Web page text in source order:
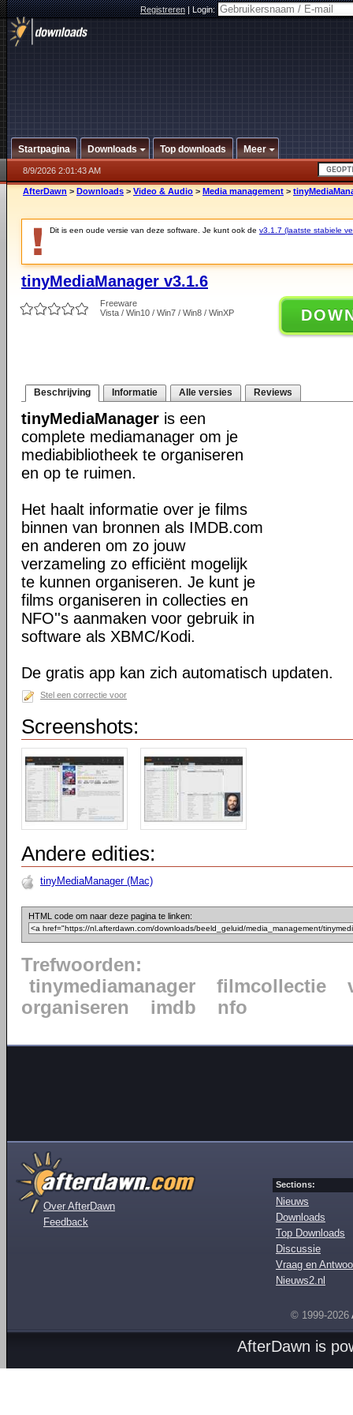
Registreren|Login:
Startpagina Downloads Top downloads Meer
8/9/2026 2:01:43 AM
AfterDawn > Downloads > Video & Audio > Media management >
Dit is een oude versie van deze software. Je kunt ook de v3.1.7 (laatste stabiele
tinyMediaManager v3.1.6
Freeware
Vista / Win10 / Win7 / Win8 / WinXP
Beschrijving Informatie Alle versies Reviews
tinyMediaManager is een
complete mediamanager om je
mediabibliotheek te organiseren
en op te ruimen.
Het haalt informatie over je films
binnen van bronnen als IMDB.com
en anderen om zo jouw
verzameling zo efficiënt mogelijk
te kunnen organiseren. Je kunt je
films organiseren in collecties en
NFO''s aanmaken voor gebruik in
software als XBMC/Kodi.
De gratis app kan zich automatisch updaten.
Stel een correctie voor
Screenshots:
Andere edities:
tinyMediaManager (Mac)
HTML code om naar deze pagina te linken:
Trefwoorden:
tinymediamanager
filmcollectie
organiseren
imdb nfo
Over AfterDawn
Feedback
Sections:
Nieuws
Downloads
Top Downloads
Discussie
Vraag en
Nieuws2.nl
© 1999-2026
AfterDawn is